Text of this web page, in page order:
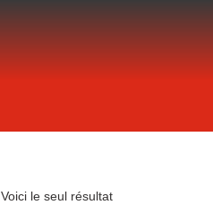
Voici le seul résultat